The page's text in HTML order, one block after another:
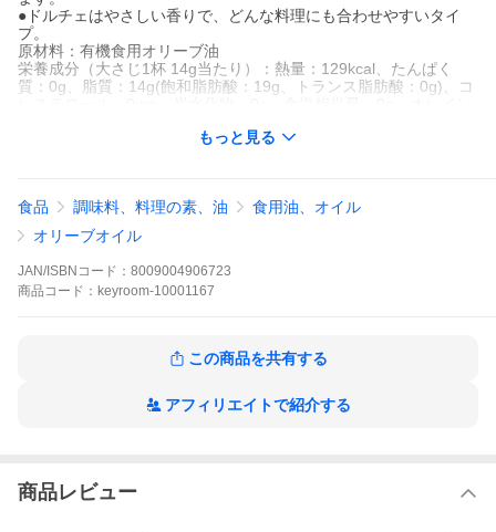
●ドルチェはやさしい香りで、どんな料理にも合わせやすいタイ
プ。
原材料：有機食用オリーブ油
栄養成分（大さじ1杯 14g当たり）：熱量：129kcal、たんぱく
質：0g、脂質：14g(飽和脂肪酸：19g、トランス脂肪酸：0g)、コ
250ml
有機
オーガニック
有機JAS
EU認証
EXTRA VERGINE
オリーブオイルの健康効果
アルチェネロの品質保証
有機オリーブオイルの選び方
もっと見る
食品 調味料、料理の素、油
食用油、オイル
オリーブオイル
JAN/ISBNコード： 8009004906723
商品 コード： keyroom-10001167
この商品を共有する
アフィリエイトで紹介する
商品レビュー